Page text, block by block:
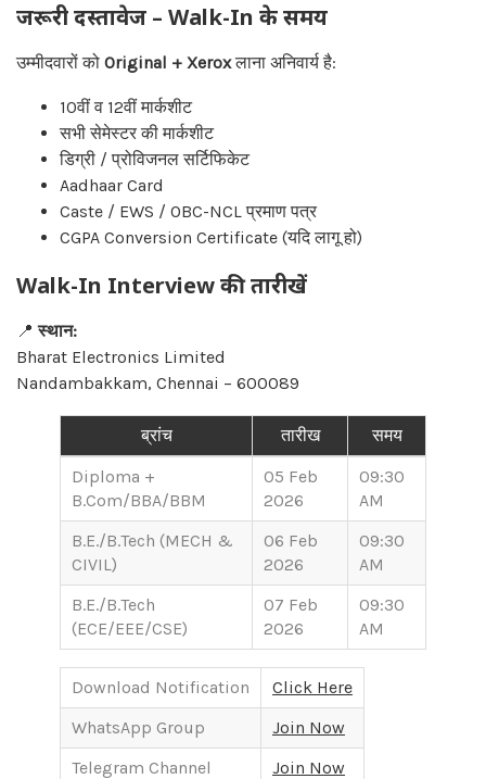
जरूरी दस्तावेज – Walk-In के समय
उम्मीदवारों को Original + Xeroxलाना अनिवार्य है:
10वीं व 12वीं मार्कशीट
सभी सेमेस्टर की मार्कशीट
डिग्री / प्रोविजनल सर्टिफिकेट
Aadhaar Card
Caste / EWS / OBC-NCL प्रमाण पत्र
CGPA Conversion Certificate (यदि लागू हो)
Walk-In Interview की तारीखें
📍स्थान:
Bharat Electronics Limited
Nandambakkam, Chennai – 600089
ब्रांच तारीख
समय
Diploma +
B.Com/BBA/BBM
05 Feb
2026
09:30
AM
B.E./B.Tech (MECH &
CIVIL)
06 Feb
2026
09:30
AM
B.E./B.Tech
(ECE/EEE/CSE)
07 Feb
2026
09:30
AM
Download Notification
Click Here
WhatsApp Group
Join Now
Telegram Channel
Join Now